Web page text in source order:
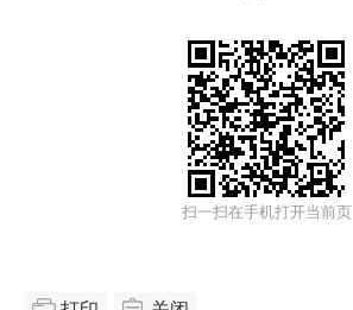
扫一扫在手机打开当前页